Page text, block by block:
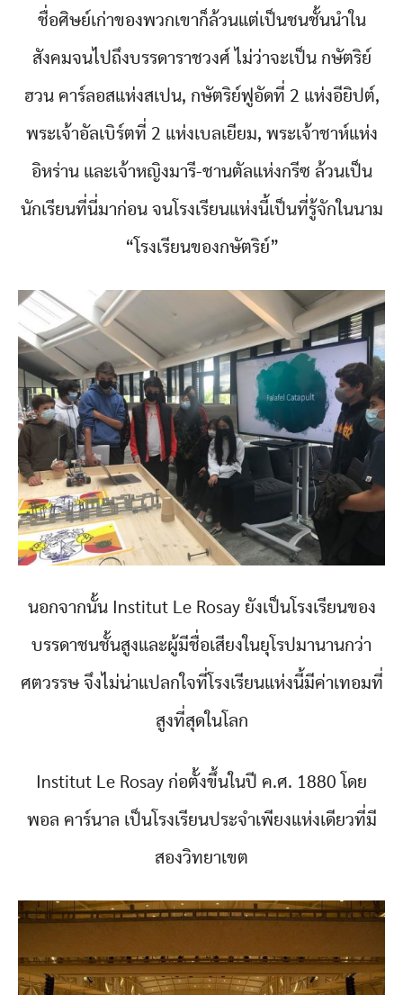
ชื่อศิษย์เก่าของพวกเขาก็ล้วนแต่เป็นชนชั้นนำใน
สังคมจนไปถึงบรรดาราชวงศ์ ไม่ว่าจะเป็น กษัตริย์
ฮวน คาร์ลอสแห่งสเปน, กษัตริย์ฟูอัดที่ 2 แห่งอียิปต์,
พระเจ้าอัลเบิร์ตที่ 2 แห่งเบลเยียม, พระเจ้าชาห์แห่ง
อิหร่าน และเจ้าหญิงมารี-ชานตัลแห่งกรีซ ล้วนเป็น
นักเรียนที่นี่มาก่อน จนโรงเรียนแห่งนี้เป็นที่รู้จักในนาม
“โรงเรียนของกษัตริย์”
นอกจากนั้น Institut Le Rosay ยังเป็นโรงเรียนของ
บรรดาชนชั้นสูงและผู้มีชื่อเสียงในยุโรปมานานกว่า
ศตวรรษ จึงไม่น่าแปลกใจที่โรงเรียนแห่งนี้มีค่าเทอมที่
สูงที่สุดในโลก
Institut Le Rosay ก่อตั้งขึ้นในปี ค.ศ. 1880 โดย
พอล คาร์นาล เป็นโรงเรียนประจำเพียงแห่งเดียวที่มี
สองวิทยาเขต